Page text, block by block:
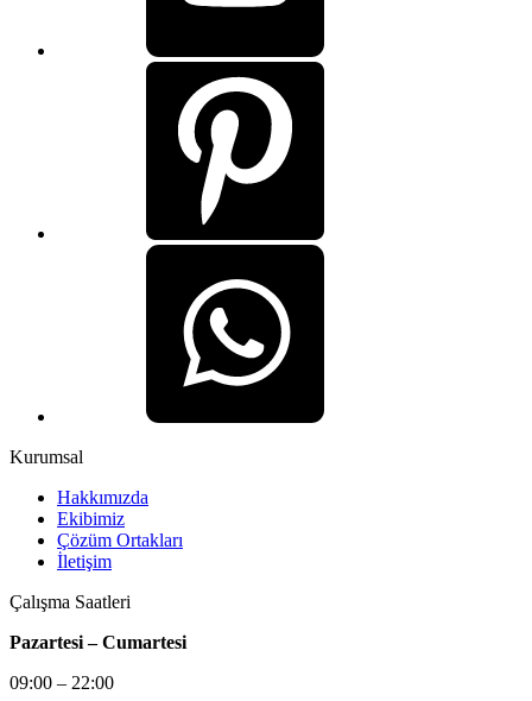
Kurumsal
Hakkımızda
Ekibimiz
Çözüm Ortakları
İletişim
Çalışma Saatleri
Pazartesi – Cumartesi
09:00 – 22:00